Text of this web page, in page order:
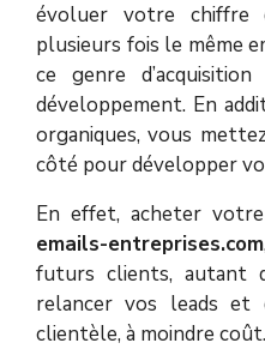
évoluer votre chiffre
plusieurs fois le même
ce genre
développement. En
organiques, vous
côté pour développer
En effet, acheter votre
emails-entreprises.com
futurs clients, autant
relancer vos leads et
clientèle, à moindre coût.